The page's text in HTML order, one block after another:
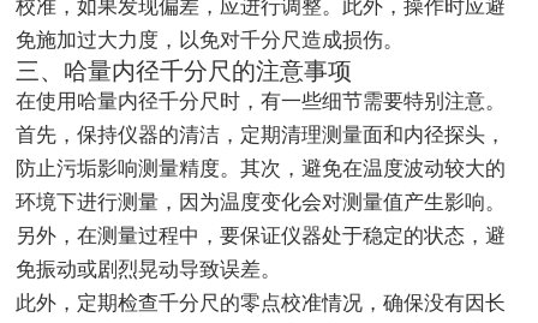
校准，如果发现偏差，应进行调整。此外，操作时应避
免施加过大力度，以免对千分尺造成损伤。
三、哈量内径千分尺的注意事项
在使用哈量内径千分尺时，有一些细节需要特别注意。
首先，保持仪器的清洁，定期清理测量面和内径探头，
防止污垢影响测量精度。其次，避免在温度波动较大的
环境下进行测量，因为温度变化会对测量值产生影响。
另外，在测量过程中，要保证仪器处于稳定的状态，避
免振动或剧烈晃动导致误差。
此外，定期检查千分尺的零点校准情况，确保没有因长